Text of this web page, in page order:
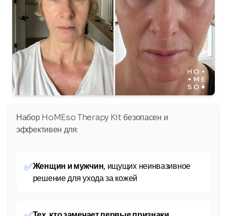
Набор HoMEso Therapy Kit безопасен и
эффективен для:
✅Женщин и мужчин, ищущих неинвазивное
решение для ухода за кожей